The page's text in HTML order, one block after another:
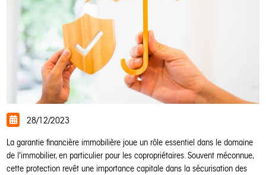
28/12/2023
La garantie financière immobilière joue un rôle essentiel dans le domaine
de l'immobilier, en particulier pour les copropriétaires. Souvent méconnue,
cette protection revêt une importance capitale dans la sécurisation des